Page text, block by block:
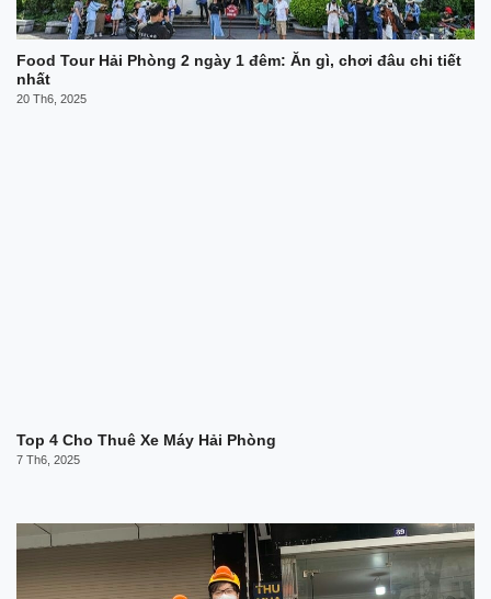
Food Tour Hải Phòng 2 ngày 1 đêm: Ăn gì, chơi đâu chi tiết
nhất
20 Th6, 2025
Top 4 Cho Thuê Xe Máy Hải Phòng
7 Th6, 2025